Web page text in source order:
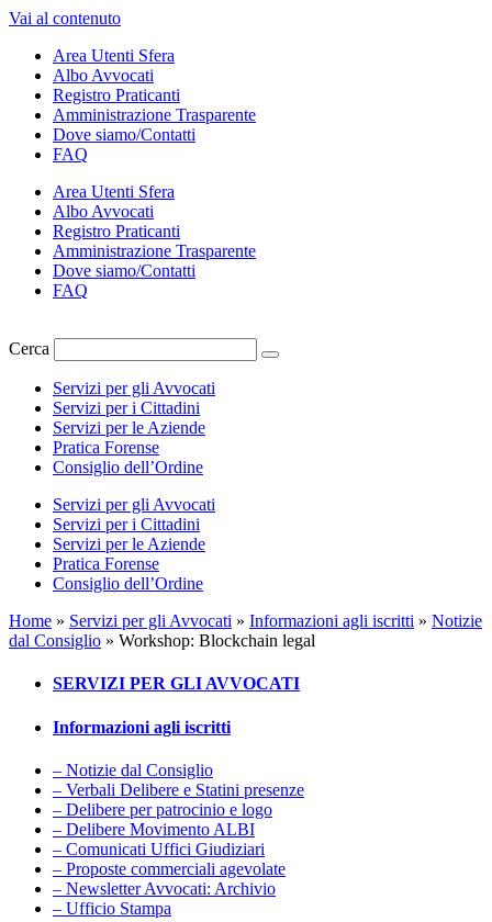
Vai al contenuto
Area Utenti Sfera
Albo Avvocati
Registro Praticanti
Amministrazione Trasparente
Dove siamo/Contatti
FAQ
Area Utenti Sfera
Albo Avvocati
Registro Praticanti
Amministrazione Trasparente
Dove siamo/Contatti
FAQ
Cerca
Servizi per gli Avvocati
Servizi per i Cittadini
Servizi per le Aziende
Pratica Forense
Consiglio dell’Ordine
Servizi per gli Avvocati
Servizi per i Cittadini
Servizi per le Aziende
Pratica Forense
Consiglio dell’Ordine
Home » Servizi per gli Avvocati » Informazioni agli iscritti » Notizie
dal Consiglio » Workshop: Blockchain legal
SERVIZI PER GLI AVVOCATI
Informazioni agli iscritti
– Notizie dal Consiglio
– Verbali Delibere e Statini presenze
– Delibere per patrocinio e logo
– Delibere Movimento ALBI
– Comunicati Uffici Giudiziari
– Proposte commerciali agevolate
– Newsletter Avvocati: Archivio
– Ufficio Stampa